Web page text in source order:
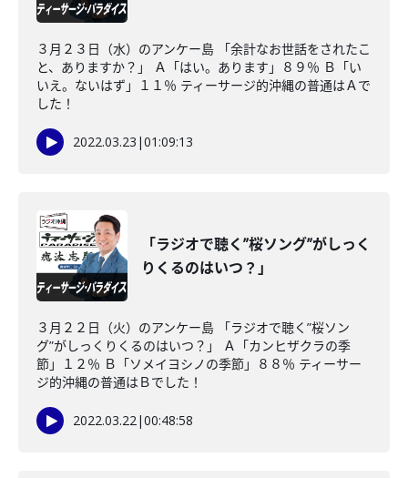
３月２３日（水）のアンケー島 「余計なお世話をされたこ
と、ありますか？」 Ａ「はい。あります」８９％ Ｂ「い
いえ。ないはず」１１％ ティーサージ的沖縄の普通はＡで
した！
2022.03.23 |01:09:13
「ラジオで聴く”桜ソング”がしっく
りくるのはいつ？」
３月２２日（火）のアンケー島 「ラジオで聴く”桜ソン
グ”がしっくりくるのはいつ？」 Ａ「カンヒザクラの季
節」１２％ Ｂ「ソメイヨシノの季節」８８％ ティーサー
ジ的沖縄の普通はＢでした！
2022.03.22|00:48:58